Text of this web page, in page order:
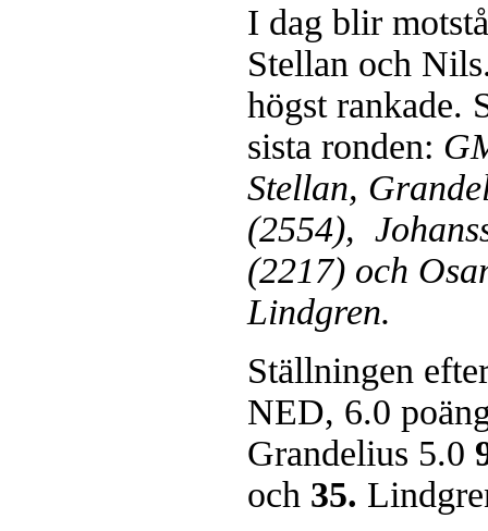
I dag blir
Stellan och
högst rankade.
sista ronden:
Stellan,
(2554),
(2217) och
Lindgren.
Ställningen
NED, 6.0
Grandelius 5.0
och 35.